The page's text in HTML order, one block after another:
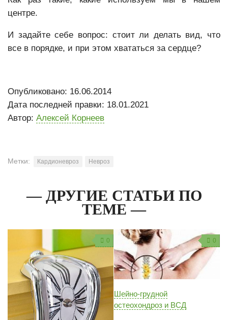
центре.
И задайте себе вопрос: стоит ли делать вид, что
все в порядке, и при этом хвататься за сердце?
Опубликовано: 16.06.2014
Дата последней правки: 18.01.2021
Автор: Алексей Корнеев
Метки: Кардионевроз Невроз
— ДРУГИЕ СТАТЬИ ПО
ТЕМЕ —
0 0
Шейно-грудной
остеохондроз и ВСД